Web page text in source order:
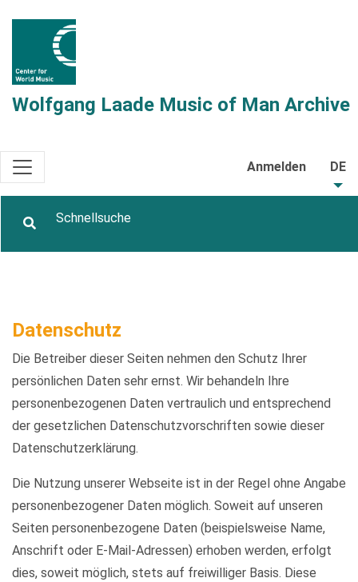
Wolfgang Laade Music of Man Archive
Anmelden DE
Datenschutz
Die Betreiber dieser Seiten nehmen den Schutz Ihrer
persönlichen Daten sehr ernst. Wir behandeln Ihre
personenbezogenen Daten vertraulich und entsprechend
der gesetzlichen Datenschutzvorschriften sowie dieser
Datenschutzerklärung.
Die Nutzung unserer Webseite ist in der Regel ohne Angabe
personenbezogener Daten möglich. Soweit auf unseren
Seiten personenbezogene Daten (beispielsweise Name,
Anschrift oder E-Mail-Adressen) erhoben werden, erfolgt
dies, soweit möglich, stets auf freiwilliger Basis. Diese